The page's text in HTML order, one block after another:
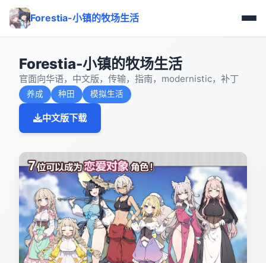
Forestia-小镇的牧场生活
Forestia-小镇的牧场生活
官面向华语，中文版，传输，指南，modernistic，补丁
养成 种田 模拟生活
中文版下载